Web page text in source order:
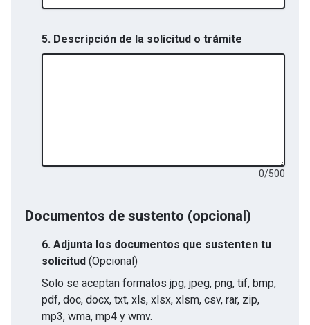
5. Descripción de la solicitud o trámite
0/500
Documentos de sustento (opcional)
6. Adjunta los documentos que sustenten tu
solicitud (Opcional)
Solo se aceptan formatos jpg, jpeg, png, tif, bmp,
pdf, doc, docx, txt, xls, xlsx, xlsm, csv, rar, zip,
mp3, wma, mp4 y wmv.